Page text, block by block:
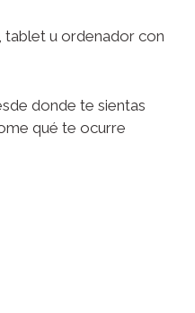
tablet u ordenador con
donde te sientas
qué te ocurre